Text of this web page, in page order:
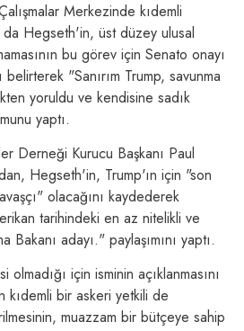
Merkezinde kıdemli
da Hegseth'in, üst düzey ulusal
bu görev için Senato onayı
belirterek "Sanırım Trump, savunma
yoruldu ve kendisine sadık
yaptı.
Derneği Kurucu Başkanı Paul
Hegseth'in, Trump'ın için "son
olacağını kaydederek
tarihindeki en az nitelikli ve
Bakanı adayı." paylaşımını yaptı.
için isminin açıklanmasını
bir askeri yetkili de
muazzam bir bütçeye sahip